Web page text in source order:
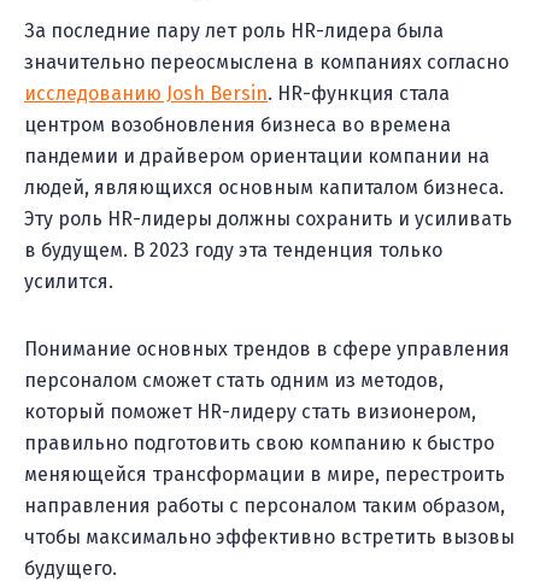
За последние пару лет роль HR-лидера была
значительно переосмыслена в компаниях согласно
исследованию Josh Bersin. HR-функция стала
центром возобновления бизнеса во времена
пандемии и драйвером ориентации компании на
людей, являющихся основным капиталом бизнеса.
Эту роль HR-лидеры должны сохранить и усиливать
в будущем. В 2023 году эта тенденция только
усилится.
Понимание основных трендов в сфере управления
персоналом сможет стать одним из методов,
который поможет HR-лидеру стать визионером,
правильно подготовить свою компанию к быстро
меняющейся трансформации в мире, перестроить
направления работы с персоналом таким образом,
чтобы максимально эффективно встретить вызовы
будущего.